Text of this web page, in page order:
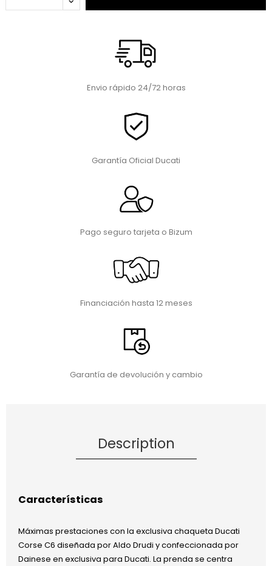
Envio rápido 24/72 horas
Garantía Oficial Ducati
Pago seguro tarjeta o Bizum
Financiación hasta 12 meses
Garantía de devolución y cambio
Description
Características
Máximas prestaciones con la exclusiva chaqueta Ducati
Corse C6 diseñada por Aldo Drudi y confeccionada por
Dainese en exclusiva para Ducati. La prenda se centra